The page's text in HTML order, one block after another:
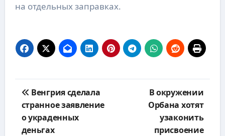
на отдельных заправках.
по
записям
Венгрия сделала
странное заявление
о украденных
деньгах
В окружении
Орбана хотят
узаконить
присвоение